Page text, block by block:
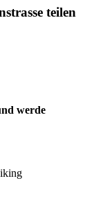
teilen
werde